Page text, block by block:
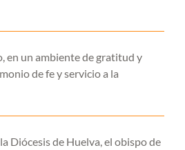
en un ambiente de gratitud y
de fe y servicio a la
Diócesis de Huelva, el obispo de